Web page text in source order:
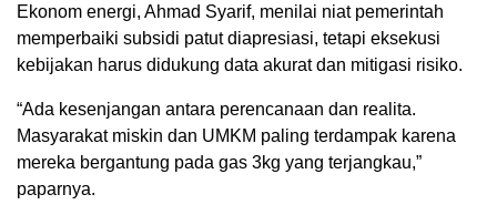
Ekonom energi, Ahmad Syarif, menilai niat pemerintah
memperbaiki subsidi patut diapresiasi, tetapi eksekusi
kebijakan harus didukung data akurat dan mitigasi risiko.
“Ada kesenjangan antara perencanaan dan realita.
Masyarakat miskin dan UMKM paling terdampak karena
mereka bergantung pada gas 3kg yang terjangkau,”
paparnya.